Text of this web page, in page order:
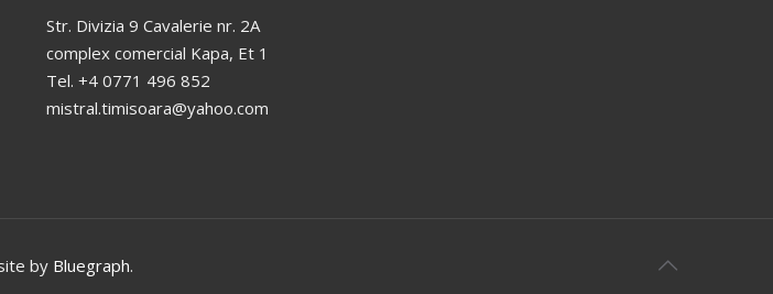
Str. Divizia 9 Cavalerie nr. 2A
complex comercial Kapa, Et 1
Tel. +4 0771 496 852
mistral.timisoara@yahoo.com
by Bluegraph.